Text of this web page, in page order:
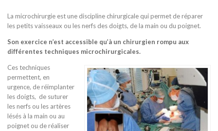
La microchirurgie est une discipline chirurgicale qui permet de réparer
les petits vaisseaux ou les nerfs des doigts, de la main ou du poignet.
Son exercice n’est accessible qu’à un chirurgien rompu aux
différentes techniques microchirurgicales.
Ces techniques
permettent, en
urgence, de réimplanter
les doigts, de suturer
les nerfs ou les artères
lésés à la main ou au
poignet ou de réaliser